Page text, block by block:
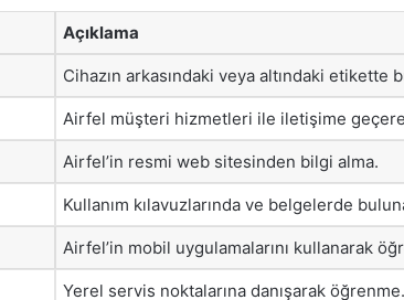
Açıklama
Cihazın arkasındaki veya altındaki etikette
Airfel müşteri hizmetleri ile iletişime
Airfel’in resmi web sitesinden bilgi alma.
Kullanım kılavuzlarında ve belgelerde
Airfel’in mobil uygulamalarını kullanarak
Yerel servis noktalarına danışarak öğrenme.